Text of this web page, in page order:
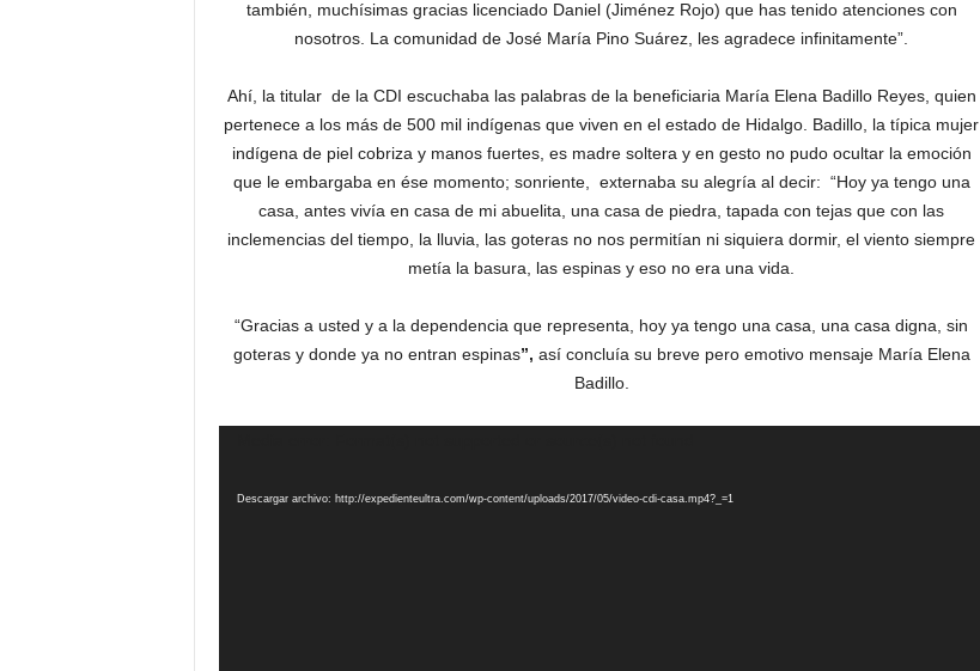
también, muchísimas gracias licenciado Daniel (Jiménez Rojo) que has tenido atenciones con
nosotros. La comunidad de José María Pino Suárez, les agradece infinitamente”.
Ahí, la titular de la CDI escuchaba las palabras de la beneficiaria María Elena Badillo Reyes, quien
pertenece a los más de 500 mil indígenas que viven en el estado de Hidalgo. Badillo, la típica mujer
indígena de piel cobriza y manos fuertes, es madre soltera y en gesto no pudo ocultar la emoción
que le embargaba en ése momento; sonriente, externaba su alegría al decir: “Hoy ya tengo una
casa, antes vivía en casa de mi abuelita, una casa de piedra, tapada con tejas que con las
inclemencias del tiempo, la lluvia, las goteras no nos permitían ni siquiera dormir, el viento siempre
metía la basura, las espinas y eso no era una vida.
“Gracias a usted y a la dependencia que representa, hoy ya tengo una casa, una casa digna, sin
goteras y donde ya no entran espinas”, así concluía su breve pero emotivo mensaje María Elena
Badillo.
vídeo
Descargar archivo: http://expedienteultra.com/wp-content/uploads/2017/05/video-cdi-casa.mp4?_=1